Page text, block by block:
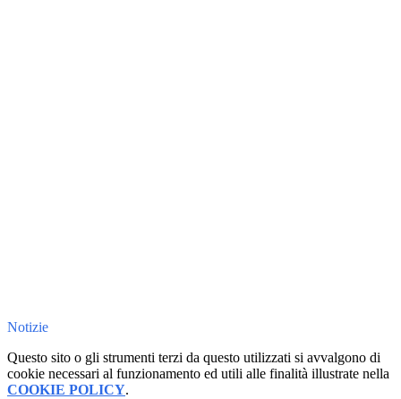
Notizie
Questo sito o gli strumenti terzi da questo utilizzati si avvalgono di
cookie necessari al funzionamento ed utili alle finalità illustrate nella
COOKIE POLICY.